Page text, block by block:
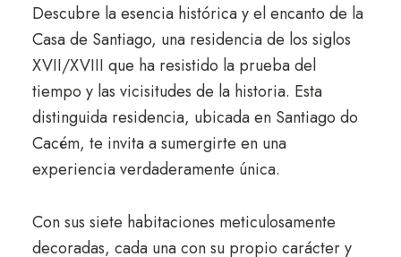
Descubre la esencia histórica y el encanto de la
Casa de Santiago, una residencia de los siglos
XVII/XVIII que ha resistido la prueba del
tiempo y las vicisitudes de la historia. Esta
distinguida residencia, ubicada en Santiago do
Cacém, te invita a sumergirte en una
experiencia verdaderamente única.
Con sus siete habitaciones meticulosamente
decoradas, cada una con su propio carácter y